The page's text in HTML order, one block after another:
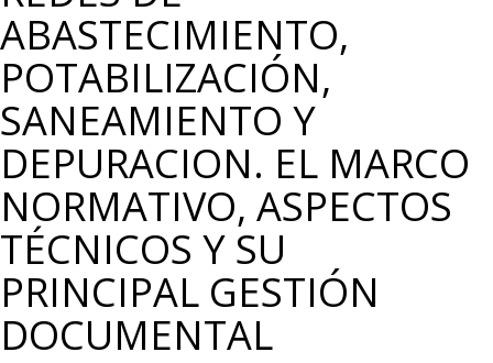
ABASTECIMIENTO,
POTABILIZACIÓN,
SANEAMIENTO Y
DEPURACION. EL MARCO
NORMATIVO, ASPECTOS
TÉCNICOS Y SU
PRINCIPAL GESTIÓN
DOCUMENTAL